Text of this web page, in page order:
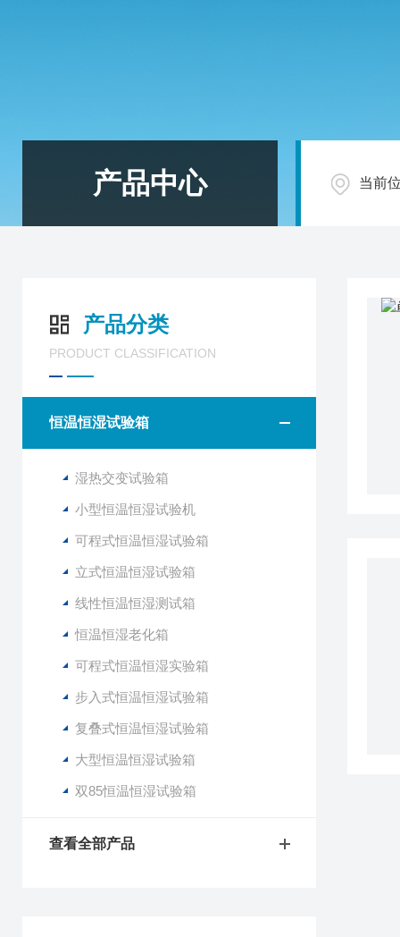
产品中心 当前
产品分类
PRODUCT CLASSIFICATION
恒温恒湿试验箱
湿热交变试验箱
小型恒温恒湿试验机
可程式恒温恒湿试验箱
立式恒温恒湿试验箱
线性恒温恒湿测试箱
恒温恒湿老化箱
可程式恒温恒湿实验箱
步入式恒温恒湿试验箱
复叠式恒温恒湿试验箱
大型恒温恒湿试验箱
双85恒温恒湿试验箱
查看全部产品